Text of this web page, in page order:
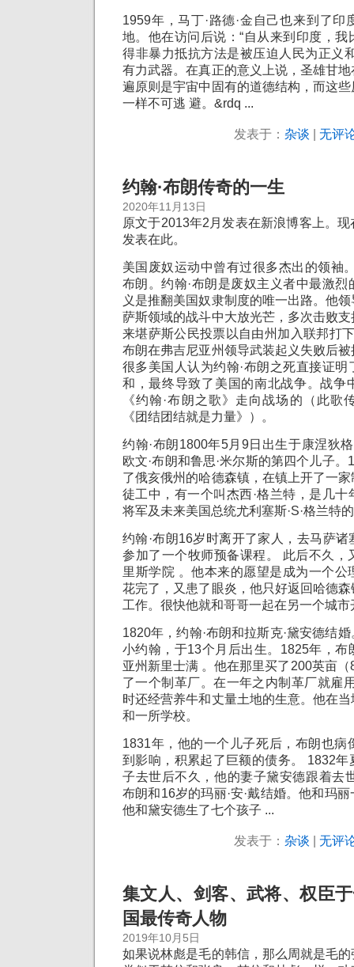
1959年，马丁·路德·金自己也来到了印
地。他在访问后说：“自从来到印度，
得非暴力抵抗方法是被压迫人民为正义
有力武器。在真正的意义上说，圣雄甘
遍原则是宇宙中固有的道德结构，而这
一样不可逃 避。&rdq ...
发表于： 杂谈 无评
约翰·布朗传奇的一生
2020年11月13日
原文于2013年2月发表在新浪博客上。
发表在此。
美国废奴运动中曾有过很多杰出的领袖
布朗。约翰·布朗是废奴主义者中最激
义是推翻美国奴隶制度的唯一出路。他
萨斯领域的战斗中大放光芒，多次击败
来堪萨斯公民投票以自由州加入联邦打
布朗在弗吉尼亚州领导武装起义失败后
很多美国人认为约翰·布朗之死直接证
和，最终导致了美国的南北战争。战争
《约翰·布朗之歌》走向战场的（此歌
《团结团结就是力量》）。
约翰·布朗1800年5月9日出生于康涅狄
欧文·布朗和鲁思·米尔斯的第四个儿子
了俄亥俄州的哈德森镇，在镇上开了一
徒工中，有一个叫杰西·格兰特，是几
将军及未来美国总统尤利塞斯·S·格兰特
约翰·布朗16岁时离开了家人，去马萨
参加了一个牧师预备课程。 此后不久，
里斯学院 。他本来的愿望是成为一个公
花完了，又患了眼炎，他只好返回哈德
工作。很快他就和哥哥一起在另一个城
1820年，约翰·布朗和拉斯克·黛安德结
小约翰，于13个月后出生。1825年，布
亚州新里士满 。他在那里买了200英亩
了一个制革厂。在一年之内制革厂就雇
时还经营养牛和丈量土地的生意。他在
和一所学校。
1831年，他的一个儿子死后，布朗也病
到影响，积累起了巨额的债务。 1832年
子去世后不久，他的妻子黛安德跟着去
布朗和16岁的玛丽·安·戴结婚。他和玛
他和黛安德生了七个孩子 ...
发表于： 杂谈 无评
集文人、剑客、武将、权臣
国最传奇人物
2019年10月5日
如果说林彪是毛的韩信，那么周就是毛